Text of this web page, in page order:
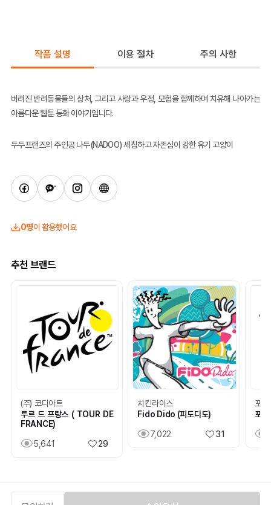
작품 설명 이용 절차 주의 사항
버려진 반려동물들의 상처 ,그리고 사랑과 우정 모험을 함께하며 치유해 나아가는
아름다운 웹툰 동화 이야기입니다.
두두프랜즈의 주인공 나두(NADOO) 세침하고 자존심이 강한 유기 고양이
0명이 활용했어요
추천 브랜드
(주) 코디아트
투르 드 프랑스 ( TOUR DE
FRANCE)
5,641 29
치킨라이스
Fido Dido (피도디도)
7,022 31
포포
포포